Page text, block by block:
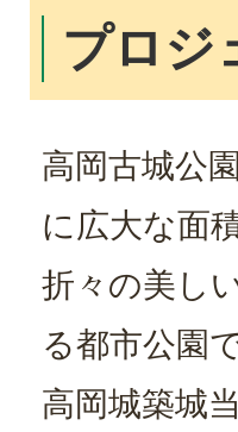
プロジ
高岡古城公
に広大な面
折々の美し
る都市公園
高岡城築城